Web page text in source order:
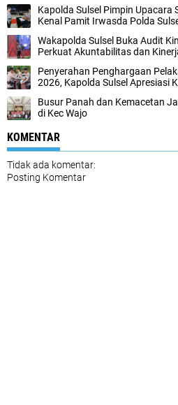
Kapolda Sulsel Pimpin Upacara
Kenal Pamit Irwasda Polda
Wakapolda Sulsel Buka Audit
Perkuat Akuntabilitas dan
Penyerahan Penghargaan
2026, Kapolda Sulsel Apresiasi
Busur Panah dan Kemacetan
di Kec Wajo
KOMENTAR
Tidak ada komentar:
Posting Komentar